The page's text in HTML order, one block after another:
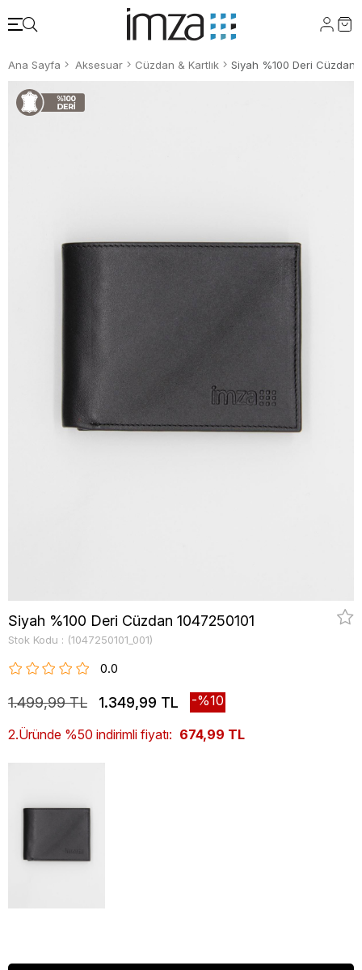
Ana Sayfa Aksesuar Cüzdan & Kartlık Siyah %100 Deri Cüzdan
Siyah %100 Deri Cüzdan 1047250101
Stok Kodu (1047250101_001)
0.0
1.499,99 TL 1.349,99 TL 10
2.Üründe %50 indirimli fiyatı: 674,99 TL